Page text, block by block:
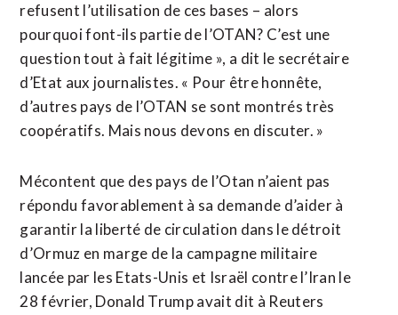
refusent l’utilisation de ces bases – alors
pourquoi font-ils partie de l’OTAN? C’est une
question tout à fait légitime », a dit le secrétaire
d’Etat aux journalistes. « Pour être honnête,
d’autres pays de l’OTAN ​se sont montrés très
coopératifs. Mais nous devons en discuter. »
Mécontent que des pays de l’Otan n’aient pas
répondu favorablement à sa demande d’aider à
garantir la liberté de circulation dans le détroit
d’Ormuz en marge de la campagne militaire
lancée par les Etats-Unis et Israël contre l’Iran le
28 février, Donald Trump avait dit à Reuters